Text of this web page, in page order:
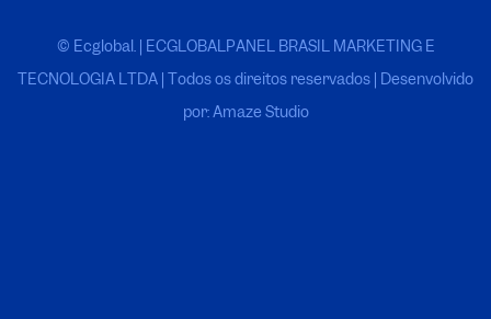
© Ecglobal. | ECGLOBALPANEL BRASIL MARKETING E
TECNOLOGIA LTDA | Todos os direitos reservados | Desenvolvido
por: Amaze Studio